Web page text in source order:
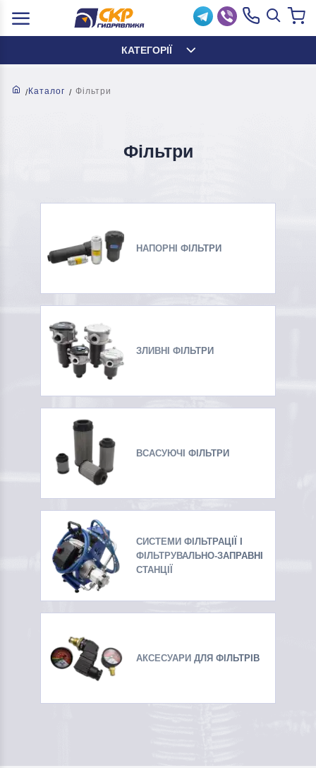
КАТЕГОРІЇ
Каталог Фільтри
Фільтри
НАПОРНІ ФІЛЬТРИ
ЗЛИВНІ ФІЛЬТРИ
ВСАСУЮЧІ ФІЛЬТРИ
СИСТЕМИ ФІЛЬТРАЦІЇ І
ФІЛЬТРУВАЛЬНО-ЗАПРАВНІ
СТАНЦІЇ
АКСЕСУАРИ ДЛЯ ФІЛЬТРІВ